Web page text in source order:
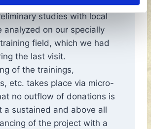
strategy, etc. For this
studies with local
analyzed on our specially
field, which we had
the last visit.
of the trainings,
etc. takes place via micro-
no outflow of donations is
a sustained and above all
of the project with a